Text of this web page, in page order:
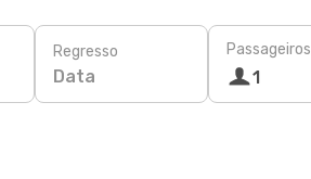
Regresso
Data
Passageiros
1